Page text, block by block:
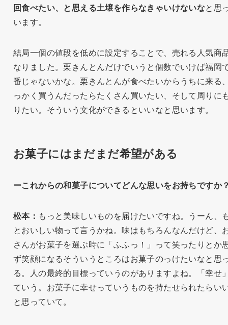
回食べたい、と思える土壌を作らなきゃいけないなと思
います。
結局一個の値段を低めに設定することで、売れる人気商
なりました。栗きんとんだけでいうと個数でいけば福岡
番じゃないかな。栗きんとんが食べたいからうちに来る
っかく買うんだったらたくさん買いたい、そして周りに
りたい。そういう文化ができるといいなと思います。
お菓子にはまだまだ希望がある
ーこれからの和菓子についてどんな思いをお持ちですか
松本： もっと美味しいものを届けたいですね。うーん、
とおいしい物って言うかね。味はもちろんなんだけど、
さんがお菓子を選ぶ時に「ふふっ！」って笑ったりとか
ず笑顔になるそういうところはお菓子のっけたいなと思
る。人の最終的目標っていうのがありますよね。「幸せ
ていう。お菓子に幸せっていうものを持たせられたらい
と思っていて。